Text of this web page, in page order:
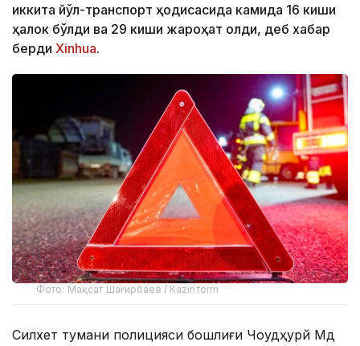
иккита йўл-транспорт ҳодисасида камида 16 киши
ҳалок бўлди ва 29 киши жароҳат олди, деб хабар
берди Xinhua.
Фото: Мақсат Шағирбаев / Kazinform
Силхет тумани полицияси бошлиғи Чоудҳурй Мд